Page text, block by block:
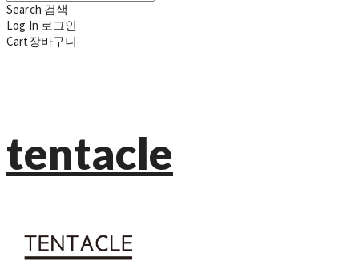
Search 검색
Log In 로그인
Cart장바구니
tentacle